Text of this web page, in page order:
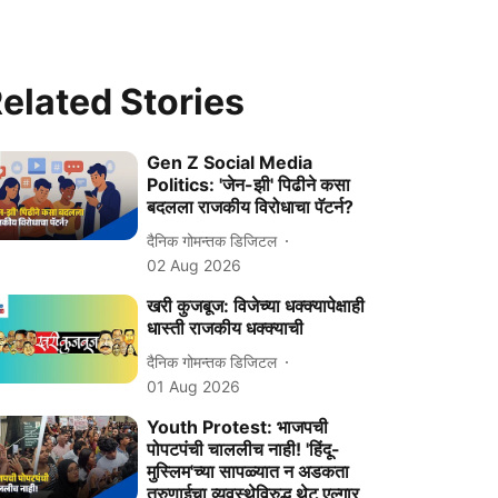
Stories
Gen Z Social Media
Politics: 'जेन-झी' पिढीने कसा
बदलला राजकीय विरोधाचा पॅटर्न?
दैनिक गोमन्तक डिजिटल
02 Aug 2026
खरी कुजबूज: विजेच्या धक्क्यापेक्षाही
धास्ती राजकीय धक्क्याची
दैनिक गोमन्तक डिजिटल
01 Aug 2026
Youth Protest: भाजपची
पोपटपंची चाललीच नाही! 'हिंदू-
मुस्लिम'च्या सापळ्यात न अडकता
तरुणाईचा व्यवस्थेविरुद्ध थेट एल्गार